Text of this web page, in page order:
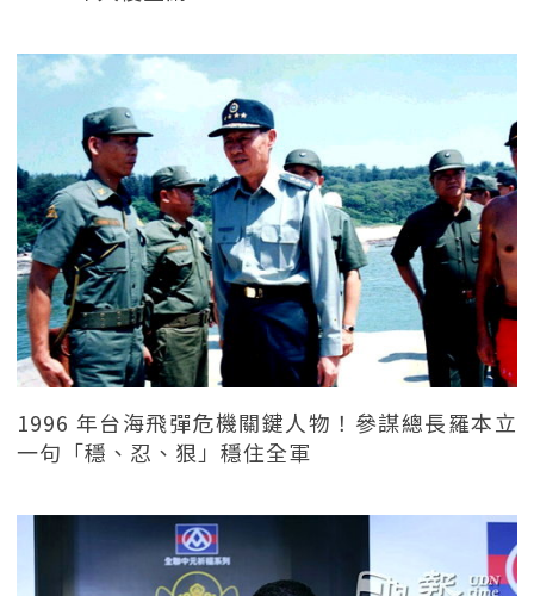
1996 年台海飛彈危機關鍵人物！參謀總長羅本立
一句「穩、忍、狠」穩住全軍